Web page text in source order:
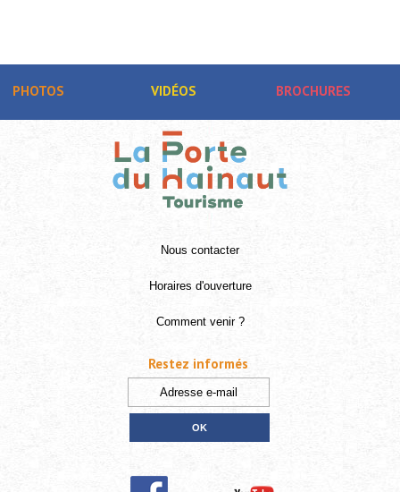
PHOTOS VIDÉOS BROCHURES
Nous contacter
Horaires d'ouverture
Comment venir ?
Restez informés